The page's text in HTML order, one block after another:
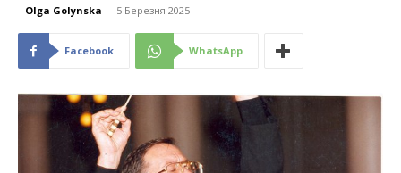
Olga Golynska - 5 Березня 2025
Facebook WhatsApp